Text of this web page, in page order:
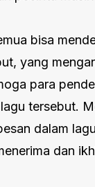
bisa
yang
para
tersebut.
dalam
dan